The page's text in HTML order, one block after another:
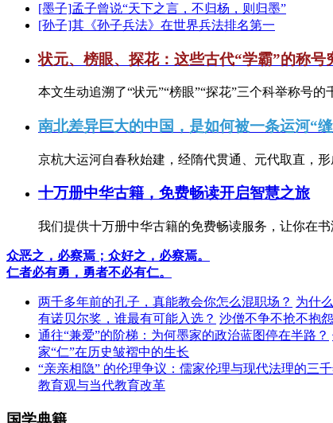
[墨子]孟子曾说“天下之言，不归杨，则归墨”
[孙子]其《孙子兵法》在世界兵法排名第一
状元、榜眼、探花：这些古代“学霸”的称号
本文生动追溯了“状元”“榜眼”“探花”三个科举称号
南北差异巨大的中国，是如何被一条运河“
京杭大运河自春秋始建，经隋代贯通、元代取直，
十万册中华古籍，免费畅读开启智慧之旅
我们提供十万册中华古籍的免费畅读服务，让你在
众恶之，必察焉；众好之，必察焉。
仁者必有勇，勇者不必有仁。
两千多年前的孔子，真能教会你怎么混职场？ 为什
有诺贝尔奖，谁最有可能入选？ 沙僧不争不抢不抱
通往“兼爱”的阶梯：为何墨家的政治蓝图停在半路？
家“仁”在历史皱褶中的生长
“亲亲相隐” 的伦理争议：儒家伦理与现代法理的三
教育观与当代教育改革
国学典籍